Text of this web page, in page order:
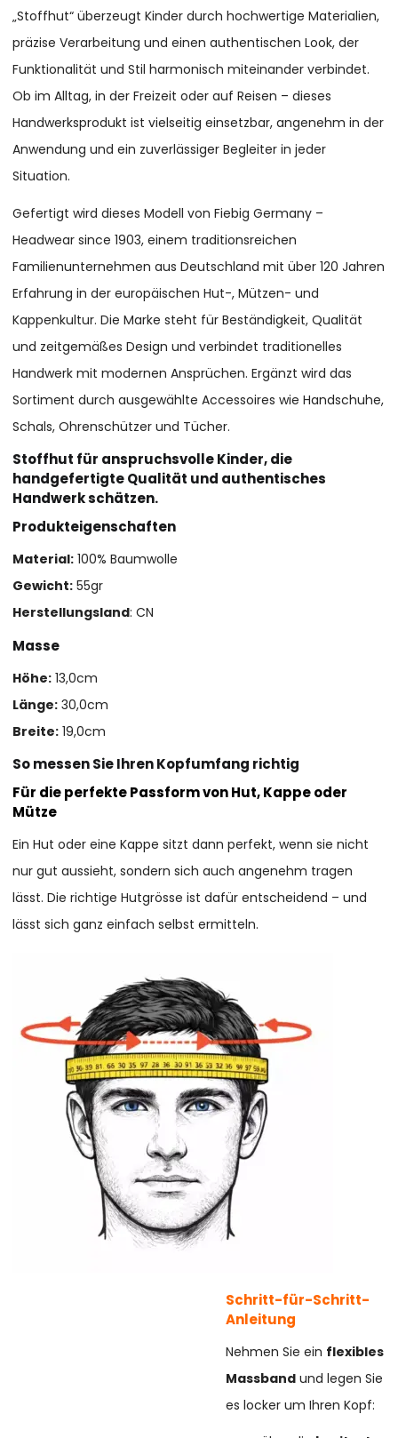
„Stoffhut“ überzeugt Kinder durch hochwertige Materialien,
präzise Verarbeitung und einen authentischen Look, der
Funktionalität und Stil harmonisch miteinander verbindet.
Ob im Alltag, in der Freizeit oder auf Reisen – dieses
Handwerksprodukt ist vielseitig einsetzbar, angenehm in der
Anwendung und ein zuverlässiger Begleiter in jeder
Situation.
Gefertigt wird dieses Modell von Fiebig Germany –
Headwear since 1903, einem traditionsreichen
Familienunternehmen aus Deutschland mit über 120 Jahren
Erfahrung in der europäischen Hut-, Mützen- und
Kappenkultur. Die Marke steht für Beständigkeit, Qualität
und zeitgemäßes Design und verbindet traditionelles
Handwerk mit modernen Ansprüchen. Ergänzt wird das
Sortiment durch ausgewählte Accessoires wie Handschuhe,
Schals, Ohrenschützer und Tücher.
Stoffhut für anspruchsvolle Kinder, die
handgefertigte Qualität und authentisches
Handwerk schätzen.
Produkteigenschaften
Material: 100% Baumwolle
Gewicht: 55gr
Herstellungsland: CN
Masse
Höhe: 13,0cm
Länge: 30,0cm
Breite: 19,0cm
So messen Sie Ihren Kopfumfang richtig
Für die perfekte Passform von Hut, Kappe oder
Mütze
Ein Hut oder eine Kappe sitzt dann perfekt, wenn sie nicht
nur gut aussieht, sondern sich auch angenehm tragen
lässt. Die richtige Hutgrösse ist dafür entscheidend – und
lässt sich ganz einfach selbst ermitteln.
Schritt-für-Schritt-
Anleitung
Nehmen Sie ein flexibles
Massband und legen Sie
es locker um Ihren Kopf: